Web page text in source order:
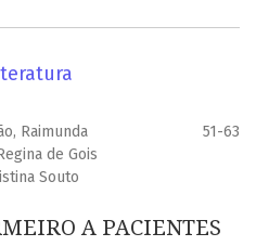
Raimunda
de Gois
Souto
51-63
A PACIENTES